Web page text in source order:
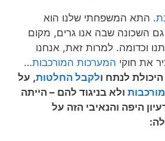
. התא המשפחתי שלנו הוא
גם השכונה שבה אנו גרים, מקום
וכדומה. למרות זאת, אנחנו
את חוקי המערכות המורכבות…
לנתח ולקבל החלטות, על
ולא בניגוד להם – הייתה
היפה והנאיבי הזה על